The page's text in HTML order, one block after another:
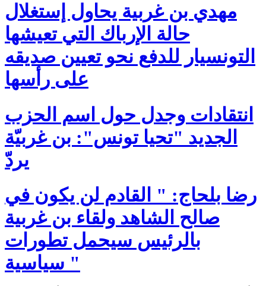
مهدي بن غربية يحاول إستغلال
حالة الإرباك التي تعيشها
التونسيار للدفع نحو تعيين صديقه
على رأسها
انتقادات وجدل حول اسم الحزب
الجديد "تحيا تونس": بن غربيّة
يردّ
رضا بلحاج: " القادم لن يكون في
صالح الشاهد ولقاء بن غربية
بالرئيس سيحمل تطورات
سياسية "